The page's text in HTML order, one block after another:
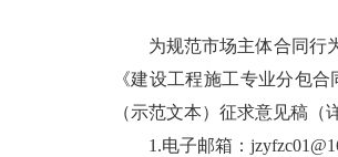
为规范市场主体合同行
《建设工程施工专业分包
（示范文本）征求意见稿
1.电子邮箱：